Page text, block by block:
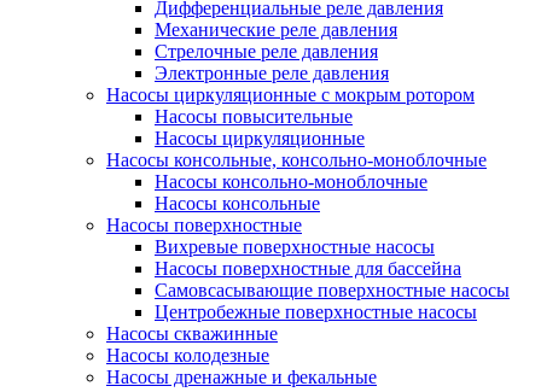
Дифференциальные реле давления
Механические реле давления
Стрелочные реле давления
Электронные реле давления
Насосы циркуляционные с мокрым ротором
Насосы повысительные
Насосы циркуляционные
Насосы консольные, консольно-моноблочные
Насосы консольно-моноблочные
Насосы консольные
Насосы поверхностные
Вихревые поверхностные насосы
Насосы поверхностные для бассейна
Самовсасывающие поверхностные насосы
Центробежные поверхностные насосы
Насосы скважинные
Насосы колодезные
Насосы дренажные и фекальные